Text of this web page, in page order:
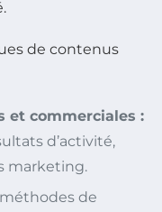
de contenus
et commerciales :
d’activité,
marketing.
méthodes de